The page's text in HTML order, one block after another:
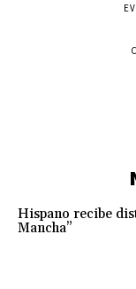
Hispano recibe
Mancha”